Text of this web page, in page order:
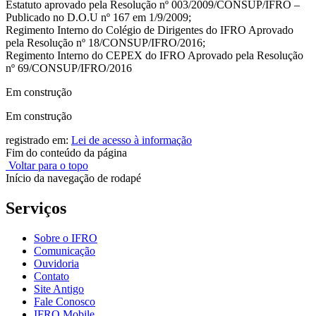
Estatuto aprovado pela Resolução nº 003/2009/CONSUP/IFRO –
Publicado no D.O.U nº 167 em 1/9/2009;
Regimento Interno do Colégio de Dirigentes do IFRO Aprovado
pela Resolução nº 18/CONSUP/IFRO/2016;
Regimento Interno do CEPEX do IFRO Aprovado pela Resolução
nº 69/CONSUP/IFRO/2016
Em construção
Em construção
registrado em: Lei de acesso à informação
Fim do conteúdo da página
Voltar para o topo
Início da navegação de rodapé
Serviços
Sobre o IFRO
Comunicação
Ouvidoria
Contato
Site Antigo
Fale Conosco